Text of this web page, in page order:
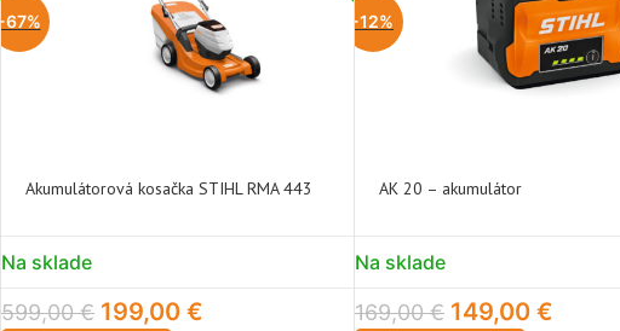
-67%
Akumulátorová kosačka STIHL RMA 443
Na sklade
599,00€ 199,00 €
-12%
AK 20 – akumulátor
Na sklade
169,00€ 149,00 €